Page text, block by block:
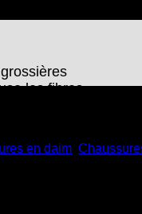
notre gomme en
les fibres
en daim